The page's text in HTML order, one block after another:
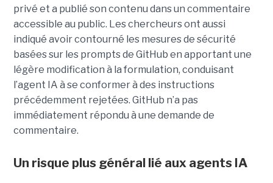
privé et a publié son contenu dans un commentaire
accessible au public. Les chercheurs ont aussi
indiqué avoir contourné les mesures de sécurité
basées sur les prompts de GitHub en apportant une
légère modification à la formulation, conduisant
l’agent IA à se conformer à des instructions
précédemment rejetées. GitHub n’a pas
immédiatement répondu à une demande de
commentaire.
Un risque plus général lié aux agents IA